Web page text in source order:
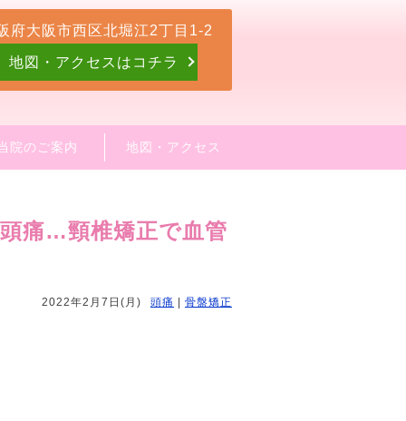
府大阪市西区北堀江2丁目1-2
地図・アクセスはコチラ
院のご案内 地図・アクセス
痛…頸椎矯正で血管
2022年2月7日(月) 頭痛 骨盤矯正